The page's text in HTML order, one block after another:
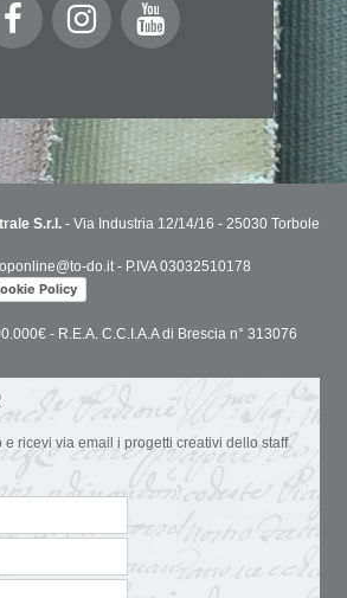
S.r.l. - Via Industria 12/14/16 - 25030 Torbole
do.it - P.IVA 03032510178
Policy
- R.E.A. C.C.I.A.A di Brescia n° 313076
e ricevi via email i progetti creativi dello staff